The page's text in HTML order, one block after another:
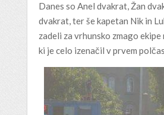
Danes so Anel dvakrat, Žan
dvakrat, ter še kapetan Nik in
zadeli za vrhunsko zmago
ki je celo izenačil v prvem